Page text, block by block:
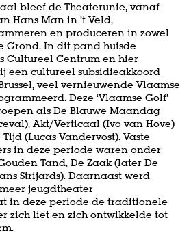
bleef de Theaterunie, vanaf
Hans Man in ’t Veld,
en produceren in zowel
Grond. In dit pand huisde
Cultureel Centrum en hier
een cultureel subsidieakkoord
veel vernieuwende Vlaamse
Deze ‘Vlaamse Golf’
als De Blauwe Maandag
Akt/Verticaal (Ivo van Hove)
(Lucas Vandervost). Vaste
in deze periode waren onder
Tand, De Zaak (later De
Strijards). Daarnaast werd
jeugdtheater
in deze periode de traditionele
zich liet en zich ontwikkelde tot